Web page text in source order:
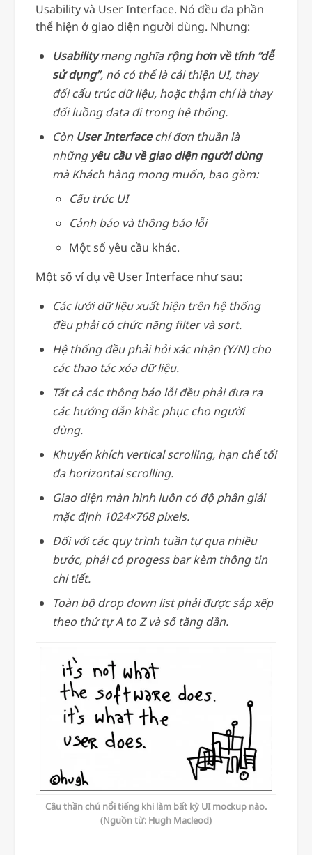
Usability và User Interface. Nó đều đa phần
thể hiện ở giao diện người dùng. Nhưng:
Usabilitymang nghĩarộng hơn về tính “dễ
sử dụng”, nó có thể là cải thiện UI, thay
đổi cấu trúc dữ liệu, hoặc thậm chí là thay
đổi luồng data đi trong hệ thống.
Còn User Interfacechỉ đơn thuần là
những yêu cầu về giao diện người dùng
mà Khách hàng mong muốn, bao gồm:
Cấu trúc UI
Cảnh báo và thông báo lỗi
Một số yêu cầu khác.
Một số ví dụ về User Interface như sau:
Các lưới dữ liệu xuất hiện trên hệ thống
đều phải có chức năng filter và sort.
Hệ thống đều phải hỏi xác nhận (Y/N) cho
các thao tác xóa dữ liệu.
Tất cả các thông báo lỗi đều phải đưa ra
các hướng dẫn khắc phục cho người
dùng.
Khuyến khích vertical scrolling, hạn chế tối
đa horizontal scrolling.
Giao diện màn hình luôn có độ phân giải
mặc định 1024×768 pixels.
Đối với các quy trình tuần tự qua nhiều
bước, phải có progess bar kèm thông tin
chi tiết.
Toàn bộ drop down list phải được sắp xếp
theo thứ tự A to Z và số tăng dần.
Câu thần chú nổi tiếng khi làm bất kỳ UI mockup nào.
(Nguồn từ: Hugh Macleod)